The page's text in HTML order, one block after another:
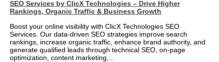
SEO Services by ClicX Technologies – Drive Higher
Rankings, Organic Traffic & Business Growth
Boost your online visibility with ClicX Technologies SEO
Services. Our data-driven SEO strategies improve search
rankings, increase organic traffic, enhance brand authority, and
generate qualified leads through technical SEO, on-page
optimization, content marketing,...